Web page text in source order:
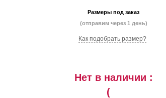
Размеры под заказ
(отправим через 1 день)
Как подобрать размер?
Нет в наличии :
(